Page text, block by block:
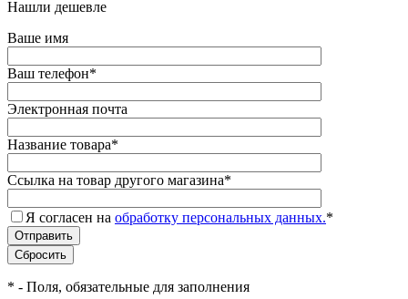
Нашли дешевле
Ваше имя
Ваш телефон*
Электронная почта
Название товара*
Ссылка на товар другого магазина*
Я согласен на обработку персональных данных.*
* - Поля, обязательные для заполнения